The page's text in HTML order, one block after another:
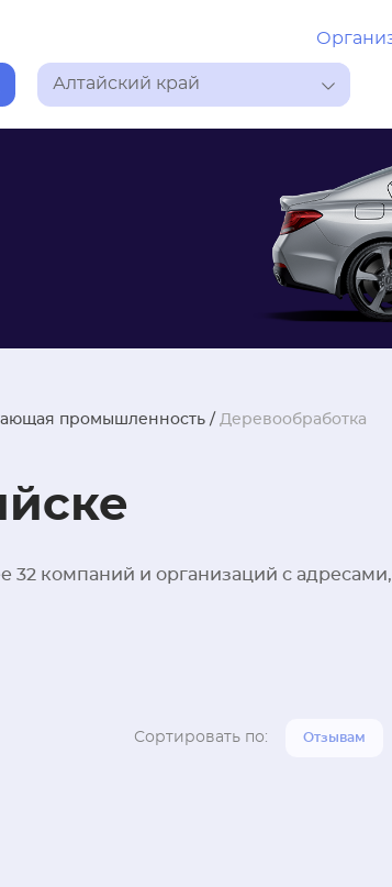
Алтайский край
промышленность / Деревообработка
32 компаний и организаций с адресами,
Сортировать по: Отзывам